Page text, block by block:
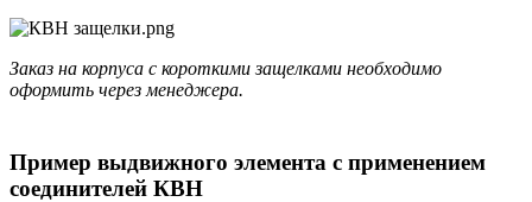
Заказ на корпуса с короткими защелками необходимо
оформить через менеджера.
Пример выдвижного элемента с применением
соединителей КВН